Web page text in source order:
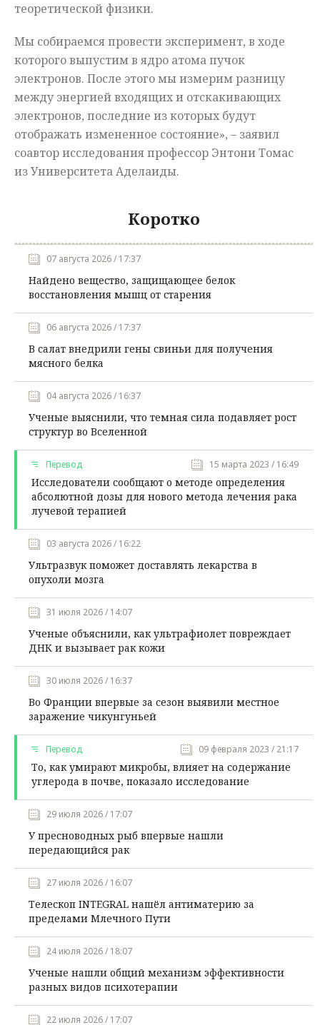
теоретической физики.
Мы собираемся провести эксперимент, в ходе
которого выпустим в ядро атома пучок
электронов. После этого мы измерим разницу
между энергией входящих и отскакивающих
электронов, последние из которых будут
отображать измененное состояние», – заявил
соавтор исследования профессор Энтони Томас
из Университета Аделаиды.
Коротко
07 августа 2026 / 17:37
Найдено вещество, защищающее белок
восстановления мышц от старения
06 августа 2026 / 17:37
В салат внедрили гены свиньи для получения
мясного белка
04 августа 2026 / 16:37
Ученые выяснили, что темная сила подавляет рост
структур во Вселенной
Перевод 15 марта 2023 / 16:49
Исследователи сообщают о методе определения
абсолютной дозы для нового метода лечения рака
лучевой терапией
03 августа 2026 / 16:22
Ультразвук поможет доставлять лекарства в
опухоли мозга
31 июля 2026 / 14:07
Ученые объяснили, как ультрафиолет повреждает
ДНК и вызывает рак кожи
30 июля 2026 / 16:37
Во Франции впервые за сезон выявили местное
заражение чикунгуньей
Перевод 09 февраля 2023 / 21:17
То, как умирают микробы, влияет на содержание
углерода в почве, показало исследование
29 июля 2026 / 17:07
У пресноводных рыб впервые нашли
передающийся рак
27 июля 2026 / 16:07
Телескоп INTEGRAL нашёл антиматерию за
пределами Млечного Пути
24 июля 2026 / 18:07
Ученые нашли общий механизм эффективности
разных видов психотерапии
22 июля 2026 / 17:07